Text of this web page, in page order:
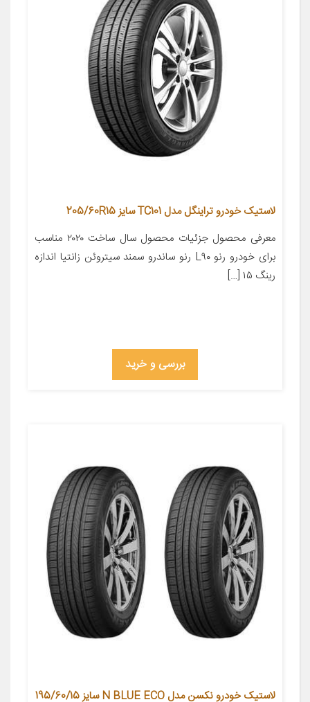
لاستیک خودرو تراینگل مدل TC101 سایز 205/60R15
معرفی محصول جزئیات محصول سال ساخت ۲۰۲۰ مناسب
برای خودرو رنو L۹۰ رنو ساندرو سمند سیتروئن زانتیا اندازه
رینگ ۱۵ […]
بررسی و خرید
لاستیک خودرو نکسن مدل N BLUE ECO سایز 195/60/15